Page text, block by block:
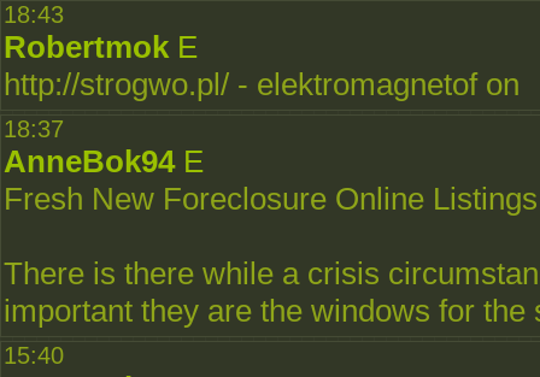
18:43
Robertmok E
http://strogwo.pl/ - elektromagnetof on
18:37
AnneBok94 E
Fresh New Foreclosure Online Listings
There is there while a crisis
important they are the windows for
15:40